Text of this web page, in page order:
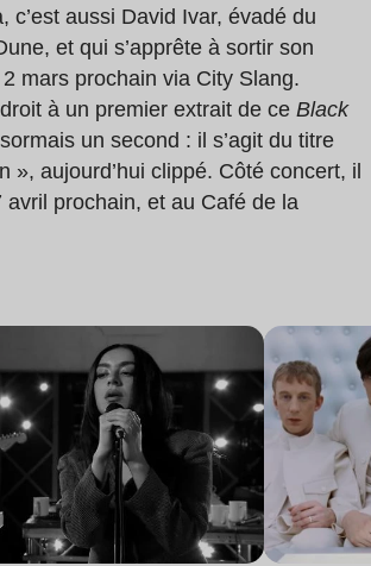
c’est aussi David Ivar, évadé du
et qui s’apprête à sortir son
mars prochain via City Slang.
à un premier extrait de ce Black
un second : il s’agit du titre
», aujourd’hui clippé. Côté concert, il
avril prochain, et au Café de la